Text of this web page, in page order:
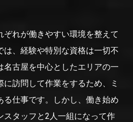
れが働きやすい環境を整えて
は、経験や特別な資格は一切不
名古屋を中心としたエリアの一
訪問して作業をするため、ミ
る仕事です。しかし、働き始め
スタッフと2人一組になって作